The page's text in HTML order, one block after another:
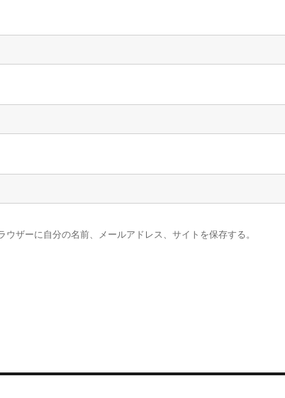
ザーに自分の名前、メールアドレス、サイトを保存する。